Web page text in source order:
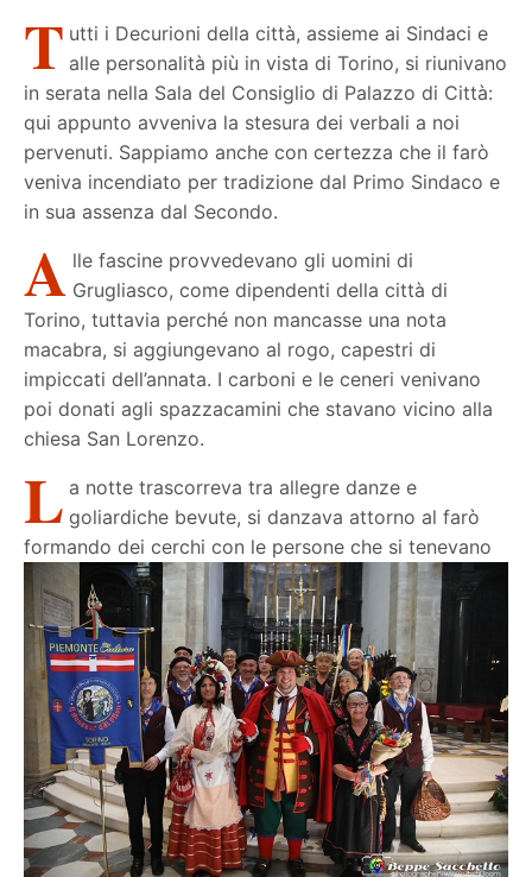
T utti i Decurioni della città, assieme ai Sindaci e
alle personalità più in vista di Torino, si riunivano
in serata nella Sala del Consiglio di Palazzo di Città:
qui appunto avveniva la stesura dei verbali a noi
pervenuti. Sappiamo anche con certezza che il farò
veniva incendiato per tradizione dal Primo Sindaco e
in sua assenza dal Secondo.
A lle fascine provvedevano gli uomini di
Grugliasco, come dipendenti della città di
Torino, tuttavia perché non mancasse una nota
macabra, si aggiungevano al rogo, capestri di
impiccati dell’annata. I carboni e le ceneri venivano
poi donati agli spazzacamini che stavano vicino alla
chiesa San Lorenzo.
L a notte trascorreva tra allegre danze e
goliardiche bevute, si danzava attorno al farò
formando dei cerchi con le persone che si tenevano